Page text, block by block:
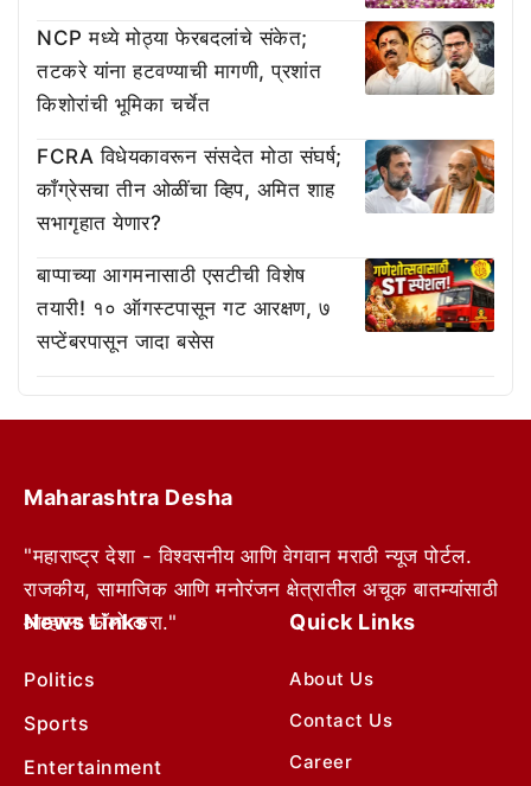
NCP मध्ये मोठ्या फेरबदलांचे संकेत;
तटकरे यांना हटवण्याची मागणी, प्रशांत
किशोरांची भूमिका चर्चेत
FCRA विधेयकावरून संसदेत मोठा संघर्ष;
काँग्रेसचा तीन ओळींचा व्हिप, अमित शाह
सभागृहात येणार?
बाप्पाच्या आगमनासाठी एसटीची विशेष
तयारी! १० ऑगस्टपासून गट आरक्षण, ७
सप्टेंबरपासून जादा बसेस
Maharashtra Desha
"महाराष्ट्र देशा - विश्वसनीय आणि वेगवान मराठी न्यूज पोर्टल.
राजकीय, सामाजिक आणि मनोरंजन क्षेत्रातील अचूक बातम्यांसाठी
आम्हाला फॉलो करा."
News Links
Politics
Sports
Entertainment
Quick Links
About Us
Contact Us
Career